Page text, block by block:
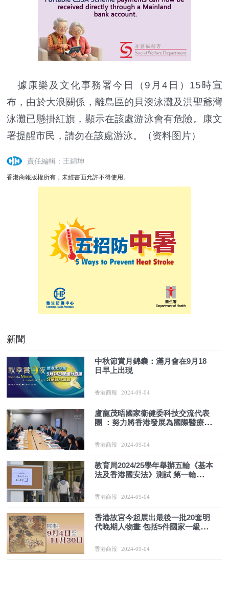
據康樂及文化事務署今日（9月4日）15時宣
布，由於大浪關係，離島區的貝澳泳灘及洪聖爺灣
泳灘已懸掛紅旗，顯示在該處游泳會有危險。康文
署提醒市民，請勿在該處游泳。
（资料图片）
責任編輯：王錦坤
香港商報版權所有，未經書面允許不得使用。
新聞
中秋節賞月錦囊：滿月會在9月18
日早上出現
香港商報 2024-09-04
盧寵茂晤國家衞健委科技交流代表
團 ：努力將香港發展為國際醫療創
香港商報 2024-09-04
教育局2024/25學年舉辦五輪《基本
法及香港國安法》測試 第一輪
香港商報 2024-09-04
香港故宮今起展出最後一批20套明
代晚期人物畫 包括5件國家一級文
香港商報 2024-09-04